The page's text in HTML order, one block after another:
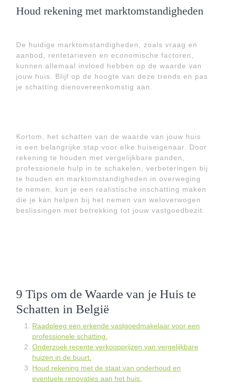
Houd rekening met marktomstandigheden
De huidige marktomstandigheden, zoals vraag en
aanbod, rentetarieven en economische factoren,
kunnen allemaal invloed hebben op de waarde van
jouw huis. Blijf op de hoogte van deze trends en pas
je schatting dienovereenkomstig aan.
Kortom, het schatten van de waarde van jouw huis
is een belangrijke stap voor elke huiseigenaar. Door
rekening te houden met vergelijkbare panden,
professionele hulp in te schakelen, verbeteringen bij
te houden en marktomstandigheden in overweging
te nemen, kun je een realistische inschatting maken
die je kan helpen bij het nemen van weloverwogen
beslissingen met betrekking tot jouw vastgoedbezit.
9 Tips om de Waarde van je Huis te
Schatten in België
Raadpleeg een erkende vastgoedmakelaar voor een
professionele schatting.
Onderzoek recente verkoopprijzen van vergelijkbare
huizen in de buurt.
Houd rekening met de staat van onderhoud en
eventuele renovaties aan het huis.